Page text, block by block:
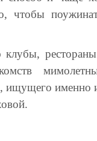
чтобы
ищущего именно